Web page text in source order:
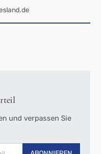
und verpassen Sie